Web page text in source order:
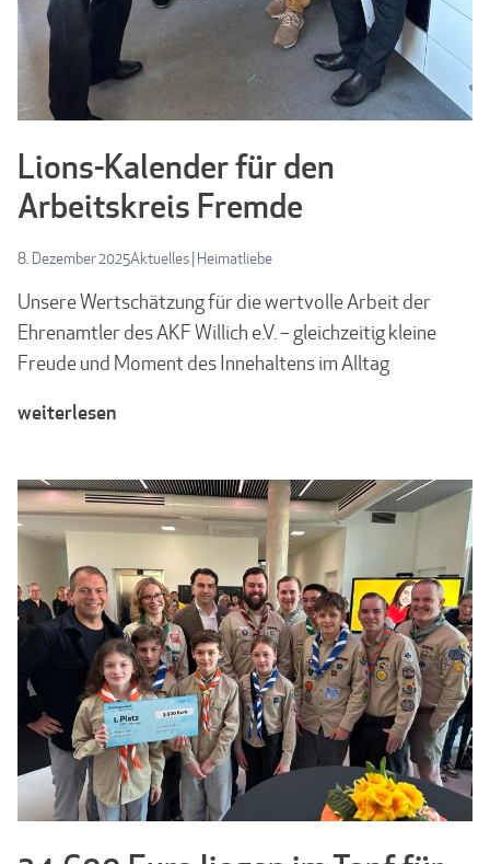
Lions-Kalender für den
Arbeitskreis Fremde
8. Dezember 2025Aktuelles| Heimatliebe
Unsere Wertschätzung für die wertvolle Arbeit der
Ehrenamtler des AKF Willich e.V. – gleichzeitig kleine
Freude und Moment des Innehaltens im Alltag
weiterlesen